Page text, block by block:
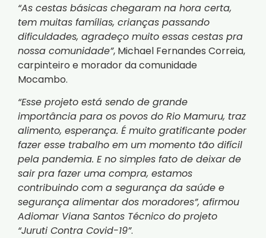
“As cestas básicas chegaram na hora certa,
tem muitas famílias, crianças passando
dificuldades, agradeço muito essas cestas pra
nossa comunidade”, Michael Fernandes Correia,
carpinteiro e morador da comunidade
Mocambo.
“Esse projeto está sendo de grande
importância para os povos do Rio Mamuru, traz
alimento, esperança. É muito gratificante poder
fazer esse trabalho em um momento tão difícil
pela pandemia. E no simples fato de deixar de
sair pra fazer uma compra, estamos
contribuindo com a segurança da saúde e
segurança alimentar dos moradores”, afirmou
Adiomar Viana Santos Técnico do projeto
“Juruti Contra Covid-19”.